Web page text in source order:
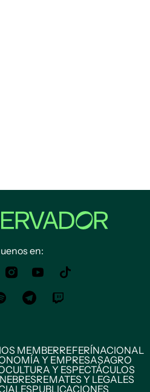
en:
MEMBERREFERÍNACIONAL
Y EMPRESASAGRO
CULTURA Y ESPECTÁCULOS
REMATES Y LEGALES
PUBLICACIONES